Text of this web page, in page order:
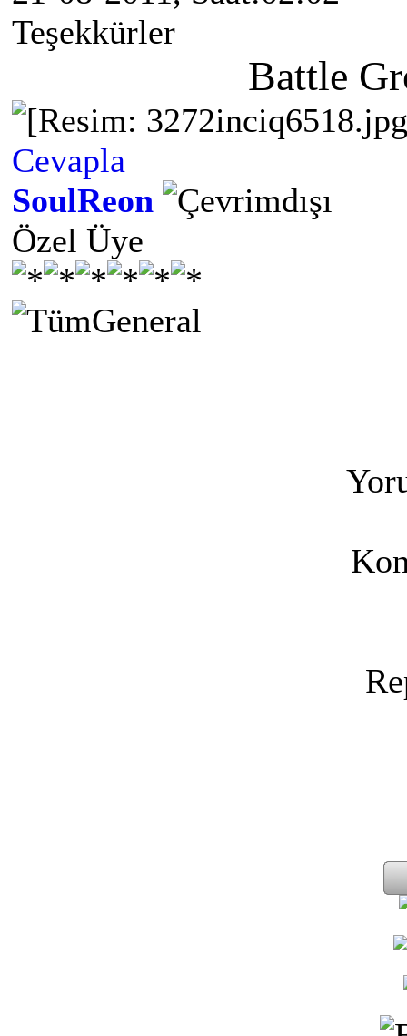
Teşekkürler
Battle
Cevapla
SoulReon
Özel Üye